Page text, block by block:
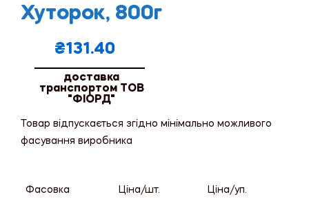
Хуторок, 800г
₴131.40
доставка
транспортом ТОВ
"ФІОРД"
Товар відпускається згідно мінімально можливого
фасування виробника
Фасовка Ціна/шт. Ціна/уп.